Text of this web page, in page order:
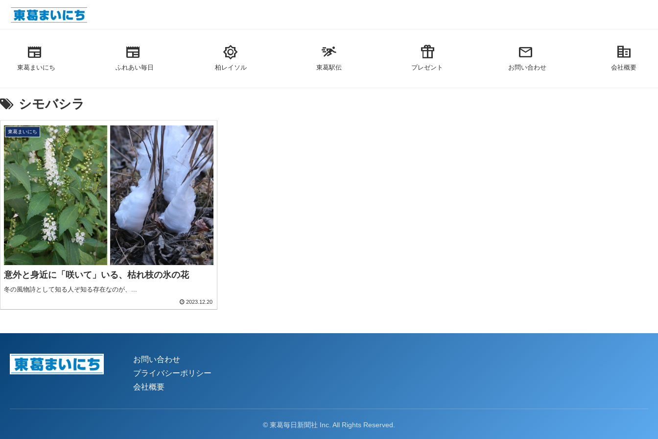
newspaper
東葛まいにち
newspaper
ふれあい毎日
brightness_5
柏レイソル
sprint
東葛駅伝
featured_seasonal_and_gifts
プレゼント
mail
お問い合わせ
corporate_fare
会社概要
シモバシラ
東葛まいにち
意外と身近に「咲いて」いる、枯れ枝の氷の花
冬の風物詩として知る人ぞ知る存在なのが、...
2023.12.20
お問い合わせ
プライバシーポリシー
会社概要
© 東葛毎日新聞社 Inc. All Rights Reserved.